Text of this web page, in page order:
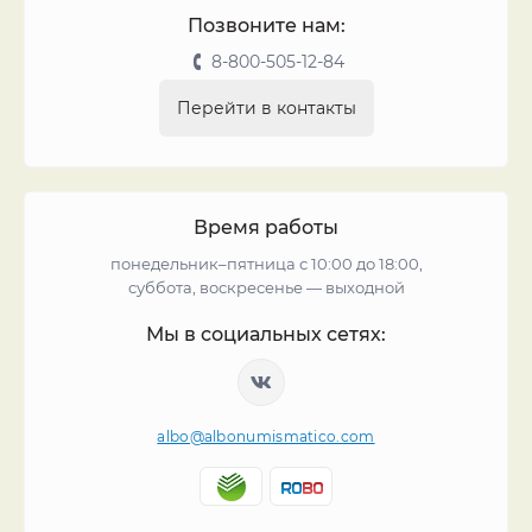
Позвоните нам:
8-800-505-12-84
Перейти в контакты
Время работы
понедельник–пятница с 10:00 до 18:00,
суббота, воскресенье — выходной
Мы в социальных сетях:
albo@albonumismatico.com